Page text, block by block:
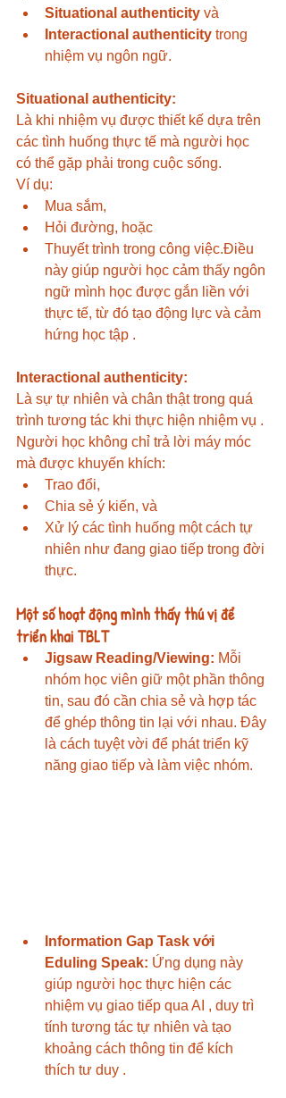
Situational authenticity và
Interactional authenticity trong
nhiệm vụ ngôn ngữ.
Situational authenticity:
Là khi nhiệm vụ được thiết kế dựa trên
các tình huống thực tế mà người học
có thể gặp phải trong cuộc sống.
Ví dụ:
Mua sắm,
Hỏi đường, hoặc
Thuyết trình trong công việc.Điều
này giúp người học cảm thấy ngôn
ngữ mình học được gắn liền với
thực tế, từ đó tạo động lực và cảm
hứng học tập .
Interactional authenticity:
Là sự tự nhiên và chân thật trong quá
trình tương tác khi thực hiện nhiệm vụ .
Người học không chỉ trả lời máy móc
mà được khuyến khích:
Trao đổi,
Chia sẻ ý kiến, và
Xử lý các tình huống một cách tự
nhiên như đang giao tiếp trong đời
thực.
Một số hoạt động mình thấy thú vị để
triển khai TBLT
Jigsaw Reading/Viewing: Mỗi
nhóm học viên giữ một phần thông
tin, sau đó cần chia sẻ và hợp tác
để ghép thông tin lại với nhau. Đây
là cách tuyệt vời để phát triển kỹ
năng giao tiếp và làm việc nhóm.
Information Gap Task với
Eduling Speak: Ứng dụng này
giúp người học thực hiện các
nhiệm vụ giao tiếp qua AI , duy trì
tính tương tác tự nhiên và tạo
khoảng cách thông tin để kích
thích tư duy .